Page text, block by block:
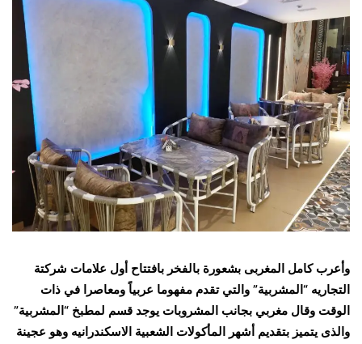
وأعرب كامل المغربى بشعورة بالفخر بافتتاح أول علامات شركتة
التجاريه “المشربية” والتي تقدم مفهوما عربياً ومعاصرا في ذات
الوقت وقال مغربي بجانب المشروبات يوجد قسم لمطبخ “المشربية”
والذى يتميز بتقديم أشهر المأكولات الشعبية الاسكندرانيه وهو عجينة